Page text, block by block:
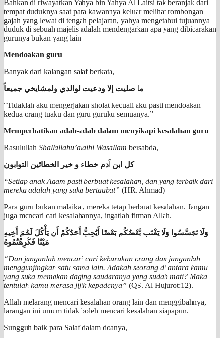
Bahkan di riwayatkan Yahya bin Yahya Al Laitsi tak beranjak dari
tempat duduknya saat para kawannya keluar melihat rombongan
gajah yang lewat di tengah pelajaran, yahya mengetahui tujuannya
duduk di sebuah majelis adalah mendengarkan apa yang dibicarakan
gurunya bukan yang lain.
Mendoakan guru
Banyak dari kalangan salaf berkata,
ما صليت إلا ودعيت لوالدي ولمشايخي جميعاً
“Tidaklah aku mengerjakan sholat kecuali aku pasti mendoakan
kedua orang tuaku dan guru guruku semuanya.”
Memperhatikan adab-adab dalam menyikapi kesalahan guru
Rasulullah Shallallahu’alaihi Wasallam bersabda,
كل ابن آدم خطاء و خير الخطائين التوابون
“Setiap anak Adam pasti berbuat kesalahan, dan yang terbaik dari
mereka adalah yang suka bertaubat” (HR. Ahmad)
Para guru bukan malaikat, mereka tetap berbuat kesalahan. Jangan
juga mencari cari kesalahannya, ingatlah firman Allah.
وَلَا تَجَسَّسُوا وَلَا يَغْتَب بَّعْضُكُم بَعْضًا أَيُحِبُّ أَحَدُكُمْ أَن يَأْكُلَ لَحْمَ أَخِيهِ
مَيْتًا فَكَرِهْتُمُوهُ
“Dan janganlah mencari-cari keburukan orang dan janganlah
menggunjingkan satu sama lain. Adakah seorang di antara kamu
yang suka memakan daging saudaranya yang sudah mati? Maka
tentulah kamu merasa jijik kepadanya” (QS. Al Hujurot:12).
Allah melarang mencari kesalahan orang lain dan menggibahnya,
larangan ini umum tidak boleh mencari kesalahan siapapun.
Sungguh baik para Salaf dalam doanya,